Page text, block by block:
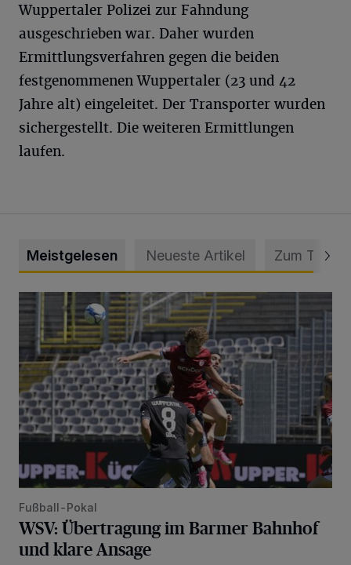
Wuppertaler Polizei zur Fahndung
ausgeschrieben war. Daher wurden
Ermittlungsverfahren gegen die beiden
festgenommenen Wuppertaler (23 und 42
Jahre alt) eingeleitet. Der Transporter wurden
sichergestellt. Die weiteren Ermittlungen
laufen.
Meistgelesen Neueste Artikel Zum Thema
WSV: Übertragung im Barmer Bahnhof und klare Ansage
Fußball-Pokal
WSV: Übertragung im Barmer Bahnhof
und klare Ansage